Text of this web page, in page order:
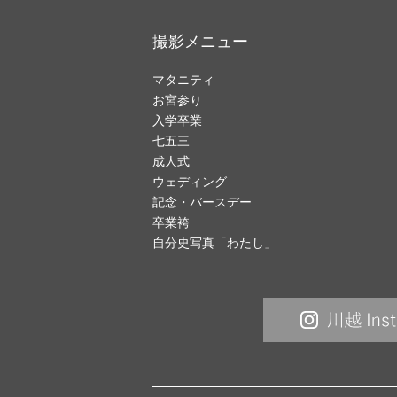
撮影メニュー
マタニティ
お宮参り
入学卒業
七五三
成人式
ウェディング
記念・バースデー
卒業袴
自分史写真「わたし」